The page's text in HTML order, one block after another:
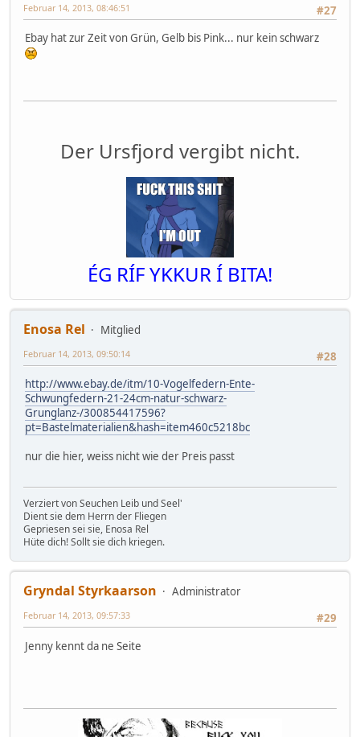
#27
Februar 14, 2013, 08:46:51
Ebay hat zur Zeit von Grün, Gelb bis Pink... nur kein schwarz
Der Ursfjord vergibt nicht.
ÉG RÍF YKKUR Í BITA!
Enosa Rel
Mitglied
#28
Februar 14, 2013, 09:50:14
http://www.ebay.de/itm/10-Vogelfedern-Ente-
Schwungfedern-21-24cm-natur-schwarz-
Grunglanz-/300854417596?
pt=Bastelmaterialien&hash=item460c5218bc
nur die hier, weiss nicht wie der Preis passt
Verziert von Seuchen Leib und Seel'
Dient sie dem Herrn der Fliegen
Gepriesen sei sie, Enosa Rel
Hüte dich! Sollt sie dich kriegen.
Gryndal Styrkaarson
Administrator
#29
Februar 14, 2013, 09:57:33
Jenny kennt da ne Seite